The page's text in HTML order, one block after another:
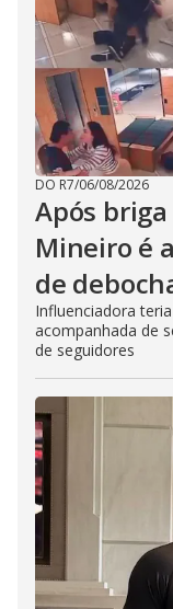
DO R7/06/08/2026
Após
Mineiro é
de
Influenciadora
acompanhada de
de seguidores